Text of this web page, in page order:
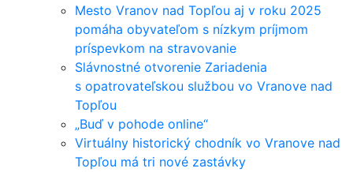
Mesto Vranov nad Topľou aj v roku 2025
pomáha obyvateľom s nízkym príjmom
príspevkom na stravovanie
Slávnostné otvorenie Zariadenia
s opatrovateľskou službou vo Vranove nad
Topľou
„Buď v pohode online“
Virtuálny historický chodník vo Vranove nad
Topľou má tri nové zastávky